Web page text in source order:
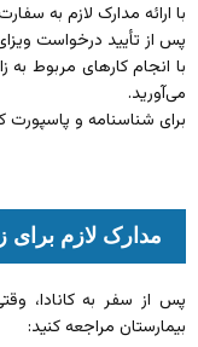
با ارائه مدارک لازم به
پس از تأیید درخواست
با انجام کارهای مربوط به
می‌آورید.
برای شناسنامه و پاسپورت
مدارک لازم برای
پس از سفر به کانادا،
بیمارستان مراجعه کنید: